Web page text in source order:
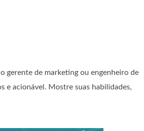
gerente de marketing ou engenheiro de
e acionável. Mostre suas habilidades,